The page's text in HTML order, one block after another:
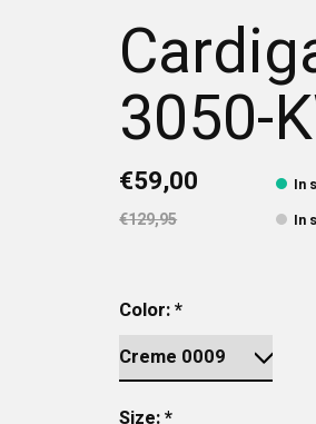
3050-
€59,00
€129,95
In
In
Color:*
Size:*